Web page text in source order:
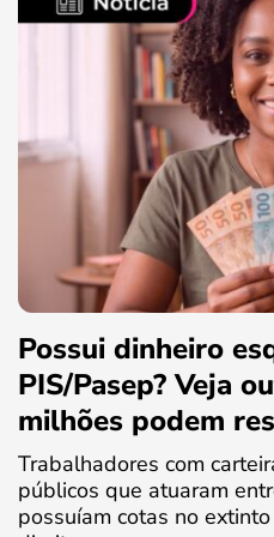
Possui dinheiro
PIS/Pasep? Veja
milhões podem
Trabalhadores com
públicos que atuaram
possuíam cotas no